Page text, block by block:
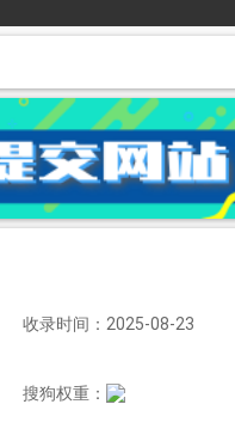
收录时间：2025-08-23
搜狗权重：